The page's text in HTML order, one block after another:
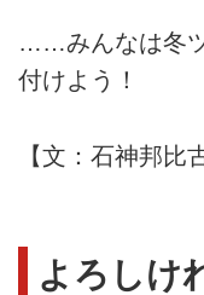
……みんなは冬
付けよう！
【文：石神邦比
よろしけ